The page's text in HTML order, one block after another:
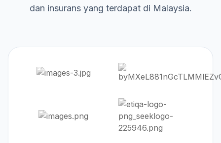
dan insurans yang terdapat di Malaysia.